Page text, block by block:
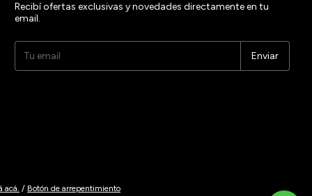
Recibí ofertas exclusivas y novedades directamente en tu
email.
acá. / Botón de arrepentimiento